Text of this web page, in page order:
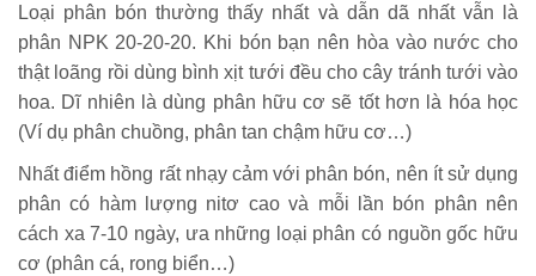
Loại phân bón thường thấy nhất và dẫn dã nhất vẫn là
phân NPK 20-20-20. Khi bón bạn nên hòa vào nước cho
thật loãng rồi dùng bình xịt tưới đều cho cây tránh tưới vào
hoa. Dĩ nhiên là dùng phân hữu cơ sẽ tốt hơn là hóa học
(Ví dụ phân chuồng, phân tan chậm hữu cơ…)
Nhất điểm hồng rất nhạy cảm với phân bón, nên ít sử dụng
phân có hàm lượng nitơ cao và mỗi lần bón phân nên
cách xa 7-10 ngày, ưa những loại phân có nguồn gốc hữu
cơ (phân cá, rong biển…)